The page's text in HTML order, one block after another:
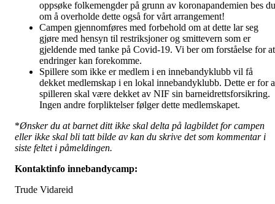
oppsøke folkemengder på grunn av koronapandemien bes du
om å overholde dette også for vårt arrangement!
Campen gjennomføres med forbehold om at dette lar seg
gjøre med hensyn til restriksjoner og smittevern som er
gjeldende med tanke på Covid-19. Vi ber om forståelse for at
endringer kan forekomme.
Spillere som ikke er medlem i en innebandyklubb vil få
dekket medlemskap i en lokal innebandyklubb. Dette er for
spilleren skal være dekket av NIF sin barneidrettsforsikring.
Ingen andre forpliktelser følger dette medlemskapet.
*Ønsker du at barnet ditt ikke skal delta på lagbildet for campen
eller ikke skal bli tatt bilde av kan du skrive det som kommentar i
siste feltet i påmeldingen.
Kontaktinfo innebandycamp:
Trude Vidareid